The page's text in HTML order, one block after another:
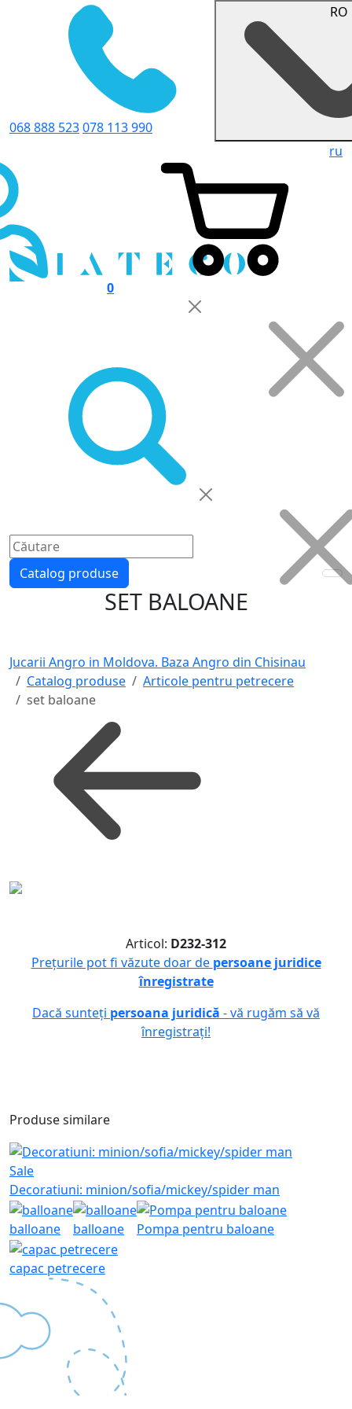
068 888 523078 113 990
ru
0
Catalog produse
SET BALOANE
Jucarii Angro in Moldova. Baza Angro din Chisinau
Catalog produse
Articole pentru petrecere
set baloane
Articol: D232-312
Prețurile pot fi văzute doar de persoane juridice
înregistrate
Dacă sunteți persoana juridică - vă rugăm să vă
înregistrați!
Produse similare
Sale
Decoratiuni: minion/sofia/mickey/spider man
balloane balloane Pompa pentru baloane
capac petrecere